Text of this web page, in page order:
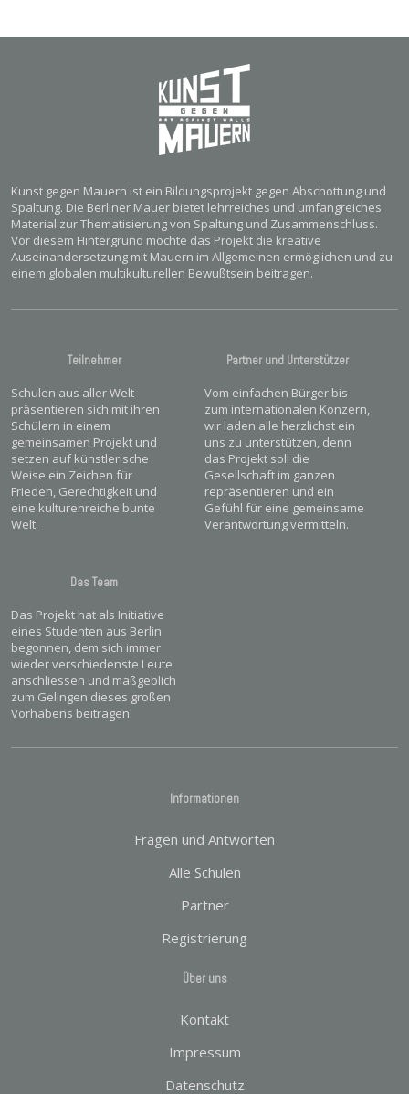
Kunst gegen Mauern ist ein Bildungsprojekt gegen Abschottung und
Spaltung. Die Berliner Mauer bietet lehrreiches und umfangreiches
Material zur Thematisierung von Spaltung und Zusammenschluss.
Vor diesem Hintergrund möchte das Projekt die kreative
Auseinandersetzung mit Mauern im Allgemeinen ermöglichen und zu
einem globalen multikulturellen Bewußtsein beitragen.
Teilnehmer
Schulen aus aller Welt
präsentieren sich mit ihren
Schülern in einem
gemeinsamen Projekt und
setzen auf künstlerische
Weise ein Zeichen für
Frieden, Gerechtigkeit und
eine kulturenreiche bunte
Welt.
Partner und Unterstützer
Vom einfachen Bürger bis
zum internationalen Konzern,
wir laden alle herzlichst ein
uns zu unterstützen, denn
das Projekt soll die
Gesellschaft im ganzen
repräsentieren und ein
Gefühl für eine gemeinsame
Verantwortung vermitteln.
Das Team
Das Projekt hat als Initiative
eines Studenten aus Berlin
begonnen, dem sich immer
wieder verschiedenste Leute
anschliessen und maßgeblich
zum Gelingen dieses großen
Vorhabens beitragen.
Informationen
Fragen und Antworten
Alle Schulen
Partner
Registrierung
Über uns
Kontakt
Impressum
Datenschutz